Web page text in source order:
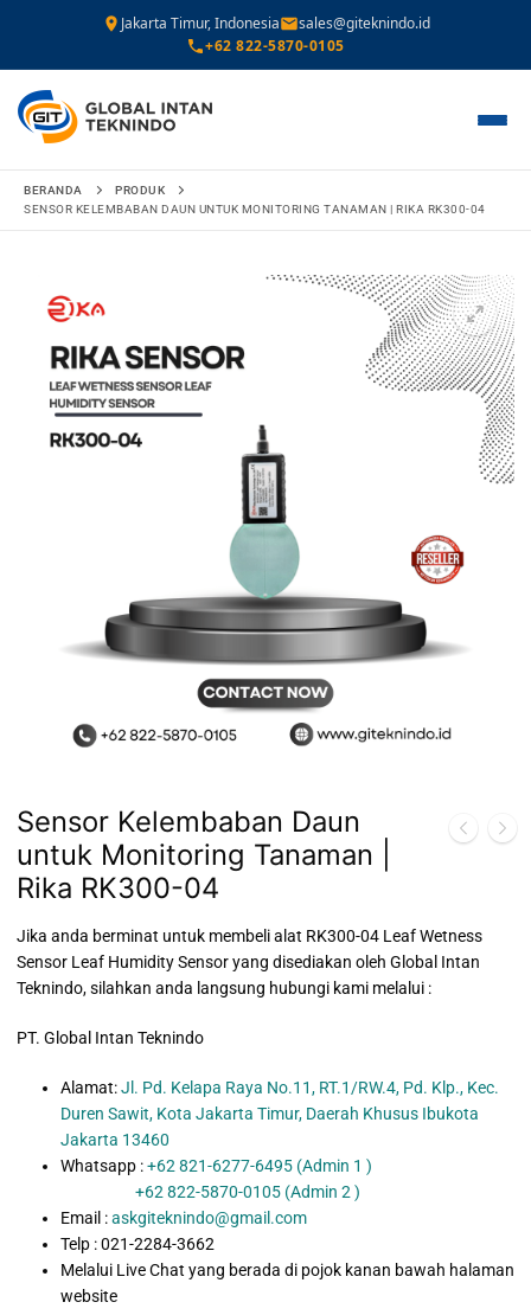
Jakarta Timur, Indonesia
sales@giteknindo.id
+62 822-5870-0105
Lompat
BERANDA
PRODUK
SENSOR KELEMBABAN DAUN UNTUK MONITORING TANAMAN | RIKA RK300-04
🔍
Sensor Kelembaban Daun
untuk Monitoring Tanaman |
Rika RK300-04
Jika anda berminat untuk membeli alat RK300-04 Leaf Wetness
Sensor Leaf Humidity Sensor yang disediakan oleh Global Intan
Teknindo, silahkan anda langsung hubungi kami melalui :
PT. Global Intan Teknindo
Alamat:Jl. Pd. Kelapa Raya No.11, RT.1/RW.4, Pd. Klp., Kec.
Duren Sawit, Kota Jakarta Timur, Daerah Khusus Ibukota
Jakarta 13460
Whatsapp :+62 821-6277-6495 (Admin 1 )
+62 822-5870-0105 (Admin 2 )
Email :askgiteknindo@gmail.com
Telp : 021-2284-3662
Melalui Live Chat yang berada di pojok kanan bawah halaman
website